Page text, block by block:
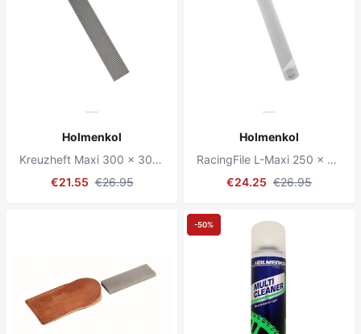
Holmenkol
Kreuzheft Maxi 300 x 30 mm
€21.55 €26.95
Holmenkol
RacingFile L-Maxi 250 x 25 mm
€24.25 €26.95
-50%